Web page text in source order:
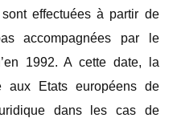
effectuées à partir de
accompagnées par le
1992. A cette date, la
aux Etats européens de
dans les cas de